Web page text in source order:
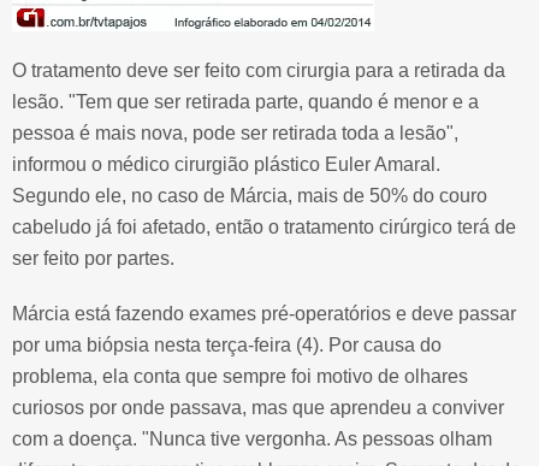
O tratamento deve ser feito com cirurgia para a retirada da
lesão. "Tem que ser retirada parte, quando é menor e a
pessoa é mais nova, pode ser retirada toda a lesão",
informou o médico cirurgião plástico Euler Amaral.
Segundo ele, no caso de Márcia, mais de 50% do couro
cabeludo já foi afetado, então o tratamento cirúrgico terá de
ser feito por partes.
Márcia está fazendo exames pré-operatórios e deve passar
por uma biópsia nesta terça-feira (4). Por causa do
problema, ela conta que sempre foi motivo de olhares
curiosos por onde passava, mas que aprendeu a conviver
com a doença. "Nunca tive vergonha. As pessoas olham